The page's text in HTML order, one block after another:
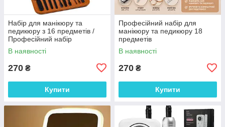
Набір для манікюру та
педикюру з 16 предметів /
Професійний набір
інструментів 16 в 1 з
нержавіючої сталі у футлярі
В наявності
270 ₴
Купити
Професійний набір для
манікюру та педикюру 18
предметів
В наявності
270 ₴
Купити